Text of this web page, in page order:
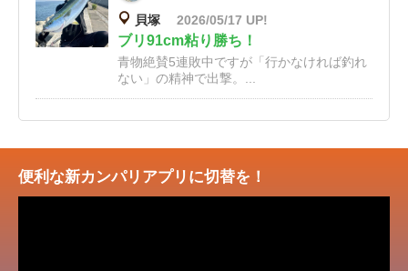
貝塚 2026/05/17 UP!
ブリ91cm粘り勝ち！
青物絶賛5連敗中ですが「行かなければ釣れ
ない」の精神で出撃。...
便利な新カンパリアプリに切替を！